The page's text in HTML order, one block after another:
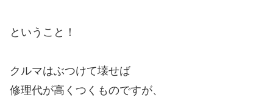
ということ！
クルマはぶつけて壊せば
修理代が高くつくものですが、